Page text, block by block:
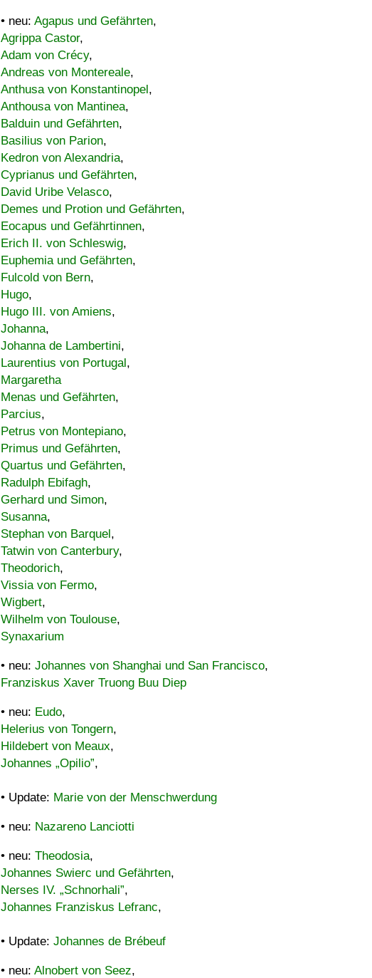
• neu: Agapus und Gefährten,
Agrippa Castor,
Adam von Crécy,
Andreas von Montereale,
Anthusa von Konstantinopel,
Anthousa von Mantinea,
Balduin und Gefährten,
Basilius von Parion,
Kedron von Alexandria,
Cyprianus und Gefährten,
David Uribe Velasco,
Demes und Protion und Gefährten,
Eocapus und Gefährtinnen,
Erich II. von Schleswig,
Euphemia und Gefährten,
Fulcold von Bern,
Hugo,
Hugo III. von Amiens,
Johanna,
Johanna de Lambertini,
Laurentius von Portugal,
Margaretha
Menas und Gefährten,
Parcius,
Petrus von Montepiano,
Primus und Gefährten,
Quartus und Gefährten,
Radulph Ebifagh,
Gerhard und Simon,
Susanna,
Stephan von Barquel,
Tatwin von Canterbury,
Theodorich,
Vissia von Fermo,
Wigbert,
Wilhelm von Toulouse,
Synaxarium
• neu: Johannes von Shanghai und San Francisco,
Franziskus Xaver Truong Buu Diep
• neu: Eudo,
Helerius von Tongern,
Hildebert von Meaux,
Johannes „Opilio”,
• Update: Marie von der Menschwerdung
• neu: Nazareno Lanciotti
• neu: Theodosia,
Johannes Swierc und Gefährten,
Nerses IV. „Schnorhali”,
Johannes Franziskus Lefranc,
• Update: Johannes de Brébeuf
• neu: Alnobert von Seez,